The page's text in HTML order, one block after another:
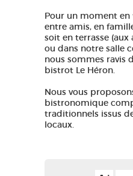
Pour un moment
entre amis, en
soit en terrasse
ou dans notre salle
nous sommes ravis
bistrot Le Héron.
Nous vous
bistronomique
traditionnels issus
locaux.